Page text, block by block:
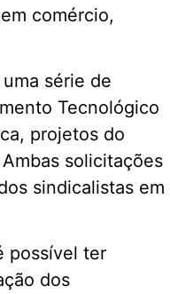
comércio,
série de
Tecnológico
projetos do
solicitações
sindicalistas em
possível ter
dos